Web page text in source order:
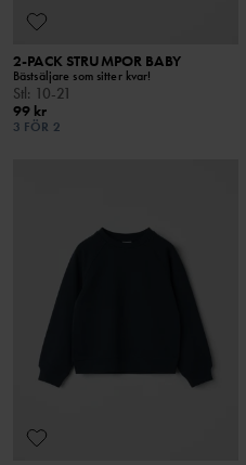
2-PACK STRUMPOR BABY
Bästsäljare som sitter kvar!
Stl : 10-21
99 kr
3 FÖR 2